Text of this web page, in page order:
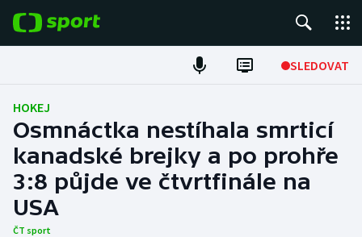
SLEDOVAT
Fotbal
Hokej
Tenis
Atletika
HOKEJ
Osmnáctka nestíhala smrticí
kanadské brejky a po prohře
3:8 půjde ve čtvrtfinále na
USA
ČT sport